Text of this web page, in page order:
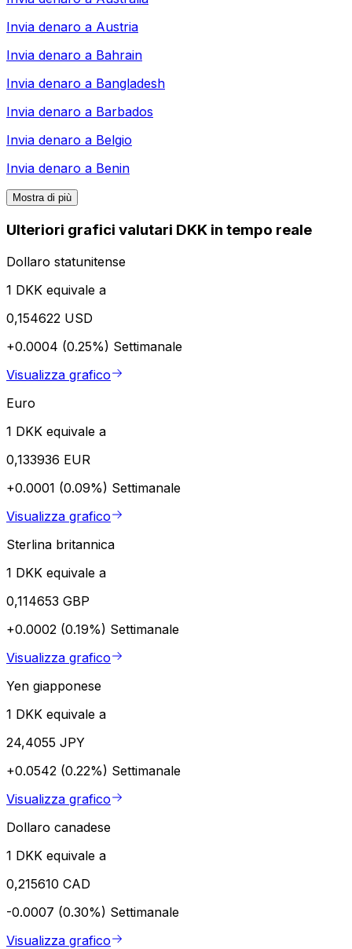
Invia denaro a Austria
Invia denaro a Bahrain
Invia denaro a Bangladesh
Invia denaro a Barbados
Invia denaro a Belgio
Invia denaro a Benin
Mostra di più
Ulteriori grafici valutari DKK in tempo reale
Dollaro statunitense
1 DKK equivale a
0,154622 USD
+0.0004 (0.25%) Settimanale
Visualizza grafico
Euro
1 DKK equivale a
0,133936 EUR
+0.0001 (0.09%) Settimanale
Visualizza grafico
Sterlina britannica
1 DKK equivale a
0,114653 GBP
+0.0002 (0.19%) Settimanale
Visualizza grafico
Yen giapponese
1 DKK equivale a
24,4055 JPY
+0.0542 (0.22%) Settimanale
Visualizza grafico
Dollaro canadese
1 DKK equivale a
0,215610 CAD
-0.0007 (0.30%) Settimanale
Visualizza grafico